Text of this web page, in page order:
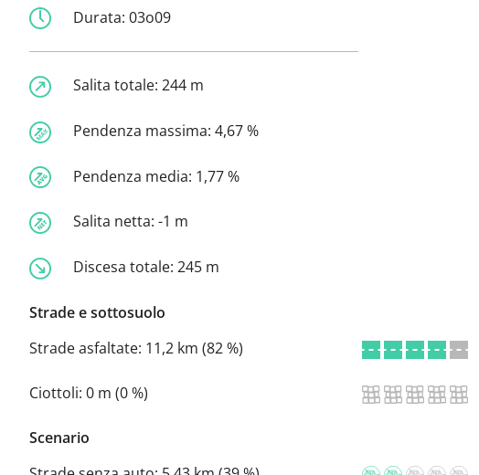
Durata: 03o09
Salita totale: 244 m
Pendenza massima: 4,67 %
Pendenza media: 1,77 %
Salita netta: -1 m
Discesa totale: 245 m
Strade e sottosuolo
Strade asfaltate: 11,2 km (82 %)
Ciottoli: 0 m (0 %)
Scenario